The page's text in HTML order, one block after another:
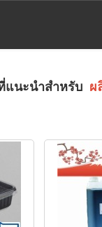
แนะนำสำหรับ ผ